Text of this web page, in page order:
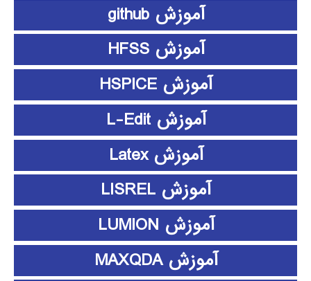
آموزش github
آموزش HFSS
آموزش HSPICE
آموزش L-Edit
آموزش Latex
آموزش LISREL
آموزش LUMION
آموزش MAXQDA